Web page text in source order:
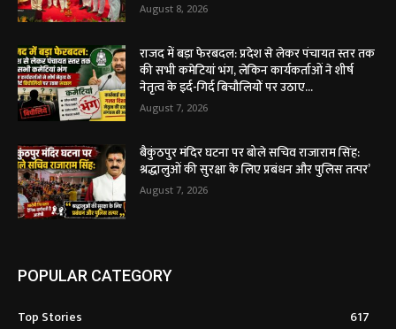
August 8, 2026
राजद में बड़ा फेरबदल: प्रदेश से लेकर पंचायत स्तर तक
की सभी कमेटियां भंग, लेकिन कार्यकर्ताओं ने शीर्ष
नेतृत्व के इर्द-गिर्द बिचौलियों पर उठाए...
August 7, 2026
बैकुंठपुर मंदिर घटना पर बोले सचिव राजाराम सिंह:
श्रद्धालुओं की सुरक्षा के लिए प्रबंधन और पुलिस तत्पर’
August 7, 2026
POPULAR CATEGORY
Top Stories
617